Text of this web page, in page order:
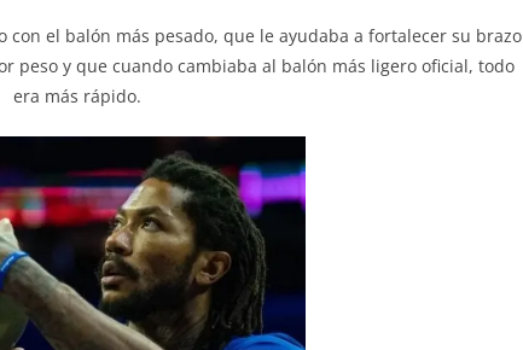
el balón más pesado, que le ayudaba a fortalecer su brazo
peso y que cuando cambiaba al balón más ligero oficial, todo
era más rápido.